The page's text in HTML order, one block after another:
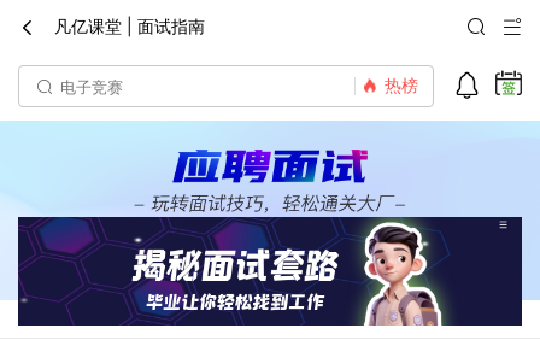
 凡亿课堂 | 面试指南  
热榜 